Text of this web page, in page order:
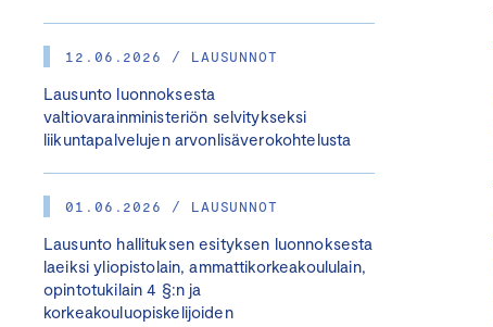
12.06.2026 / LAUSUNNOT
Lausunto luonnoksesta
valtiovarainministeriön selvitykseksi
liikuntapalvelujen arvonlisäverokohtelusta
01.06.2026 / LAUSUNNOT
Lausunto hallituksen esityksen luonnoksesta
laeiksi yliopistolain, ammattikorkeakoululain,
opintotukilain 4 §:n ja
korkeakouluopiskelijoiden